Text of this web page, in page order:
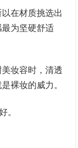
在材质挑选出
为坚硬舒适
妆容时，清透
裸妆的威力。
。